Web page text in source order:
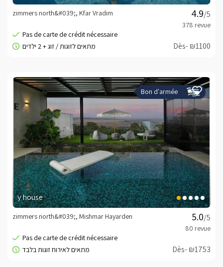
/5
zimmers north&#039;, Kfar Vradim
Dès- ₪1100
Bon d'armée
y house
/5
zimmers north&#039;, Mishmar Hayarden
Dès- ₪1753